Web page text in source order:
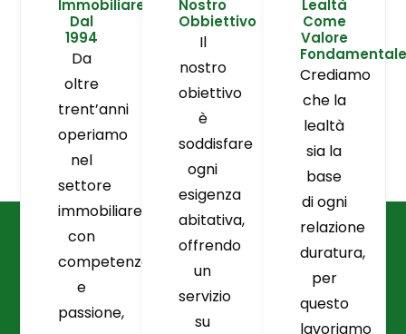
Immobiliare
Dal
1994
Da
oltre
trent’anni
operiamo
nel
settore
immobiliare
con
competenza
e
passione,
Nostro
Obbiettivo
Il
nostro
obiettivo
è
soddisfare
ogni
esigenza
abitativa,
offrendo
un
servizio
su
Lealtà
Come
Valore
Fondamentale
Crediamo
che la
lealtà
sia la
base
di ogni
relazione
duratura,
per
questo
lavoriamo